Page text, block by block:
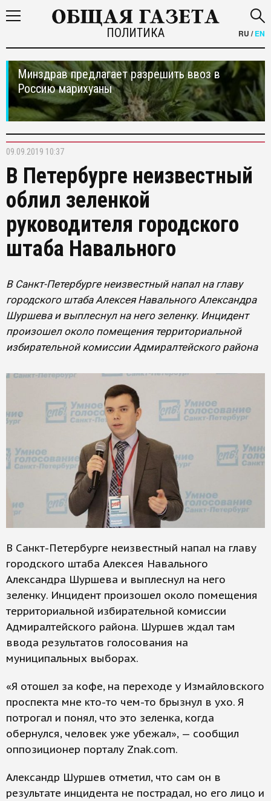
ПОЛИТИКА RU /EN
Минздрав предлагает разрешить ввоз в
Россию марихуаны
09.09.2019 10:37
В Петербурге неизвестный
облил зеленкой
руководителя городского
штаба Навального
В Санкт-Петербурге неизвестный напал на главу
городского штаба Алексея Навального Александра
Шуршева и выплеснул на него зеленку. Инцидент
произошел около помещения территориальной
избирательной комиссии Адмиралтейского района
В Санкт-Петербурге неизвестный напал на главу
городского штаба Алексея Навального
Александра Шуршева и выплеснул на него
зеленку. Инцидент произошел около помещения
территориальной избирательной комиссии
Адмиралтейского района. Шуршев ждал там
ввода результатов голосования на
муниципальных выборах.
«Я отошел за кофе, на переходе у Измайловского
проспекта мне кто-то чем-то брызнул в ухо. Я
потрогал и понял, что это зеленка, когда
обернулся, человек уже убежал», — сообщил
оппозиционер порталу Znak.com.
Александр Шуршев отметил, что сам он в
результате инцидента не пострадал, но его лицо и